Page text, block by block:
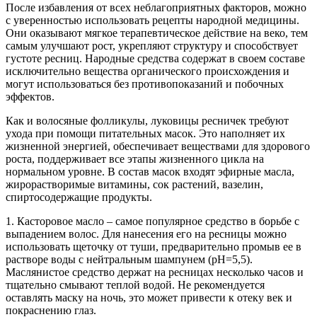
После избавления от всех неблагоприятных факторов, можно
с уверенностью использовать рецепты народной медицины.
Они оказывают мягкое терапевтическое действие на веко, тем
самым улучшают рост, укрепляют структуру и способствует
густоте ресниц. Народные средства содержат в своем составе
исключительно вещества органического происхождения и
могут использоваться без противопоказаний и побочных
эффектов.
Как и волосяные фолликулы, луковицы ресничек требуют
ухода при помощи питательных масок. Это наполняет их
жизненной энергией, обеспечивает веществами для здорового
роста, поддерживает все этапы жизненного цикла на
нормальном уровне. В состав масок входят эфирные масла,
жирорастворимые витамины, сок растений, вазелин,
спиртосодержащие продукты.
1. Касторовое масло – самое популярное средство в борьбе с
выпадением волос. Для нанесения его на ресницы можно
использовать щеточку от туши, предварительно промыв ее в
растворе воды с нейтральным шампунем (рН=5,5).
Маслянистое средство держат на ресницах несколько часов и
тщательно смывают теплой водой. Не рекомендуется
оставлять маску на ночь, это может привести к отеку век и
покраснению глаз.